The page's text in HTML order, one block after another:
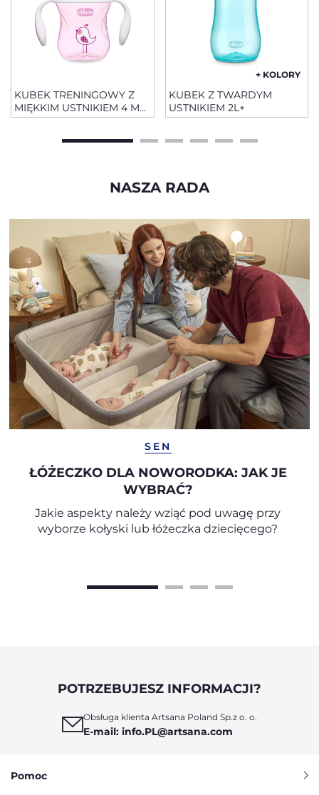
KUBEK TRENINGOWY Z
MIĘKKIM USTNIKIEM 4 M+
200 ML
+ KOLORY
KUBEK Z TWARDYM
USTNIKIEM 2L+
NASZA RADA
SEN
ŁÓŻECZKO DLA NOWORODKA: JAK JE
WYBRAĆ?
Jakie aspekty należy wziąć pod uwagę przy
wyborze kołyski lub łóżeczka dziecięcego?
POTRZEBUJESZ INFORMACJI?
Obsługa klienta Artsana Poland Sp.z o. o.
E-mail: info.PL@artsana.com
Pomoc